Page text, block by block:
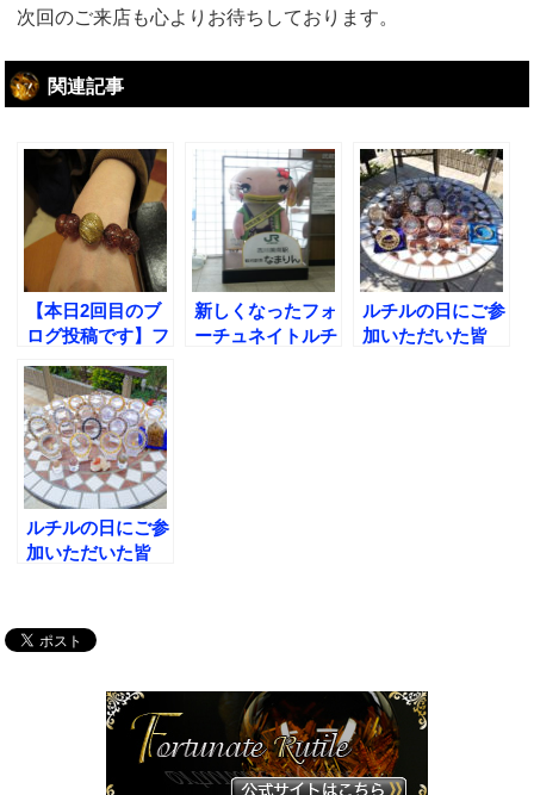
次回のご来店も心よりお待ちしております。
関連記事
【本日2回目のブ
ログ投稿です】フ
チルが推奨するフ
ァイアークォーツ
ブレスレットの品
質はこれです!
新しくなったフォ
ーチュネイトルチ
ルチルの日にご参
加いただいた皆
ルチルの日にご参
加いただいた皆